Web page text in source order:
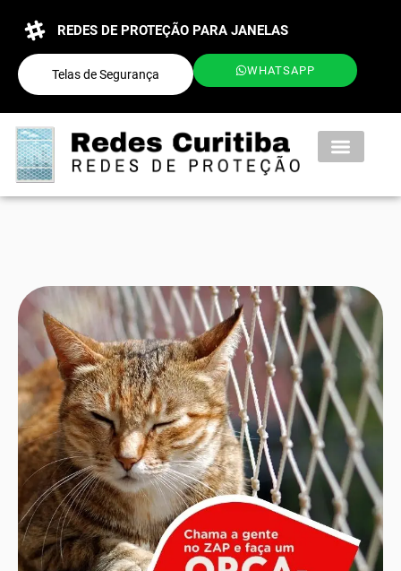
REDES DE PROTEÇÃO PARA JANELAS
Telas de Segurança WHATSAPP